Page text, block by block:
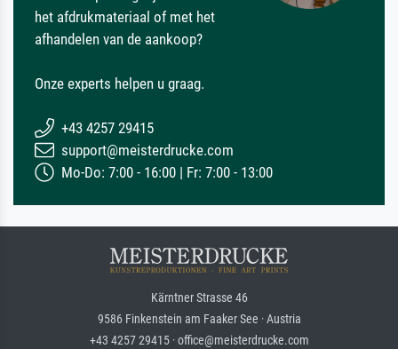
het afdrukmateriaal of met het
afhandelen van de aankoop?
Onze experts helpen u graag.
+43 4257 29415
support@meisterdrucke.com
Mo-Do: 7:00 - 16:00 | Fr: 7:00 - 13:00
Kärntner Strasse 46
9586 Finkenstein am Faaker See · Austria
+43 4257 29415 · office@meisterdrucke.com